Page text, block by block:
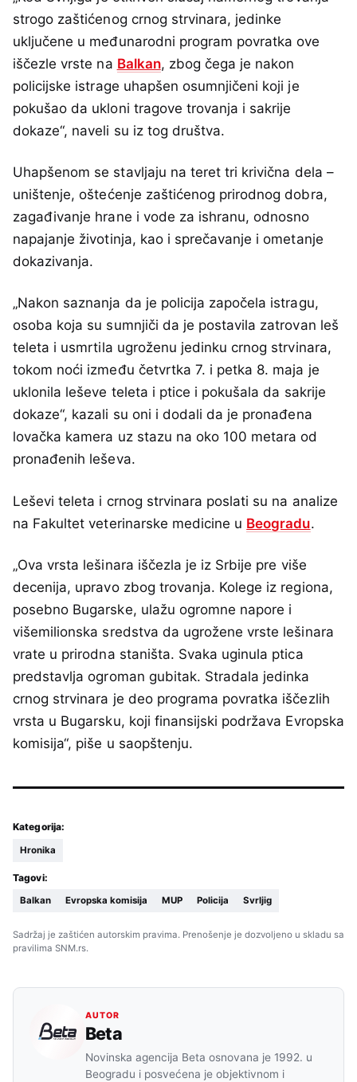
strogo zaštićenog crnog strvinara, jedinke
uključene u međunarodni program povratka ove
iščezle vrste na Balkan, zbog čega je nakon
policijske istrage uhapšen osumnjičeni koji je
pokušao da ukloni tragove trovanja i sakrije
dokaze“, naveli su iz tog društva.
Uhapšenom se stavljaju na teret tri krivična dela –
uništenje, oštećenje zaštićenog prirodnog dobra,
zagađivanje hrane i vode za ishranu, odnosno
napajanje životinja, kao i sprečavanje i ometanje
dokazivanja.
„Nakon saznanja da je policija započela istragu,
osoba koja su sumnjiči da je postavila zatrovan leš
teleta i usmrtila ugroženu jedinku crnog strvinara,
tokom noći između četvrtka 7. i petka 8. maja je
uklonila leševe teleta i ptice i pokušala da sakrije
dokaze“, kazali su oni i dodali da je pronađena
lovačka kamera uz stazu na oko 100 metara od
pronađenih leševa.
Leševi teleta i crnog strvinara poslati su na analize
na Fakultet veterinarske medicine u Beogradu.
„Ova vrsta lešinara iščezla je iz Srbije pre više
decenija, upravo zbog trovanja. Kolege iz regiona,
posebno Bugarske, ulažu ogromne napore i
višemilionska sredstva da ugrožene vrste lešinara
vrate u prirodna staništa. Svaka uginula ptica
predstavlja ogroman gubitak. Stradala jedinka
crnog strvinara je deo programa povratka iščezlih
vrsta u Bugarsku, koji finansijski podržava Evropska
komisija“, piše u saopštenju.
Kategorija:
Hronika
Tagovi:
Balkan Evropska komisija MUP Policija Svrljig
Sadržaj je zaštićen autorskim pravima. Prenošenje je dozvoljeno u skladu sa
pravilima SNM.rs.
AUTOR
Beta
Novinska agencija Beta osnovana je 1992. u
Beogradu i posvećena je objektivnom i